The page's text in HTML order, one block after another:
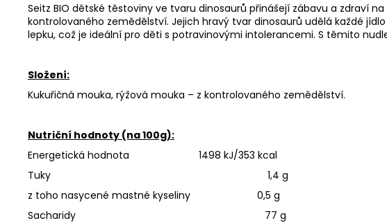
Seitz BIO dětské těstoviny ve tvaru dinosaurů přinášejí zábavu a zdraví
kontrolovaného zemědělství. Jejich hravý tvar dinosaurů udělá každé
lepku, což je ideální pro děti s potravinovými intolerancemi. S těmito
Složení:
Kukuřičná mouka, rýžová mouka – z kontrolovaného zemědělství.
Nutriční hodnoty (na 100g):
Energetická hodnota 1498 kJ/353 kcal
Tuky 1,4 g
z toho nasycené mastné kyseliny 0,5 g
Sacharidy 77 g